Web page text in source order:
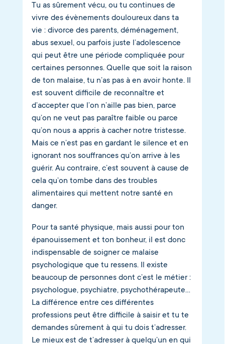
Tu as sûrement vécu, ou tu continues de
vivre des évènements douloureux dans ta
vie : divorce des parents, déménagement,
abus sexuel, ou parfois juste l’adolescence
qui peut être une période compliquée pour
certaines personnes. Quelle que soit la raison
de ton malaise, tu n’as pas à en avoir honte. Il
est souvent difficile de reconnaître et
d’accepter que l’on n’aille pas bien, parce
qu’on ne veut pas paraître faible ou parce
qu’on nous a appris à cacher notre tristesse.
Mais ce n’est pas en gardant le silence et en
ignorant nos souffrances qu’on arrive à les
guérir. Au contraire, c’est souvent à cause de
cela qu’on tombe dans des troubles
alimentaires qui mettent notre santé en
danger.
Pour ta santé physique, mais aussi pour ton
épanouissement et ton bonheur, il est donc
indispensable de soigner ce malaise
psychologique que tu ressens. Il existe
beaucoup de personnes dont c’est le métier :
psychologue, psychiatre, psychothérapeute…
La différence entre ces différentes
professions peut être difficile à saisir et tu te
demandes sûrement à qui tu dois t’adresser.
Le mieux est de t’adresser à quelqu’un en qui